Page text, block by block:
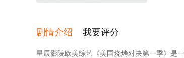
剧情介绍 我要评分
星辰影院欧美综艺《美国烧烤对决第一季》是